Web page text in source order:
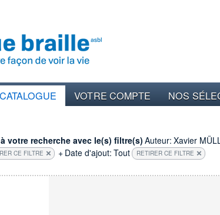
CATALOGUE VOTRE COMPTE NOS
votre recherche avec le(s) filtre(s) Auteur: Xavier
CE FILTRE + Date d'ajout: Tout RETIRER CE FILTRE